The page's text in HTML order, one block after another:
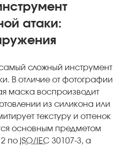
атаки:
сложный инструмент
В отличие от фотографии
маска воспроизводит
из силикона или
текстуру и оттенок
основным предметом
2 по ISO/IEC 30107-3, а